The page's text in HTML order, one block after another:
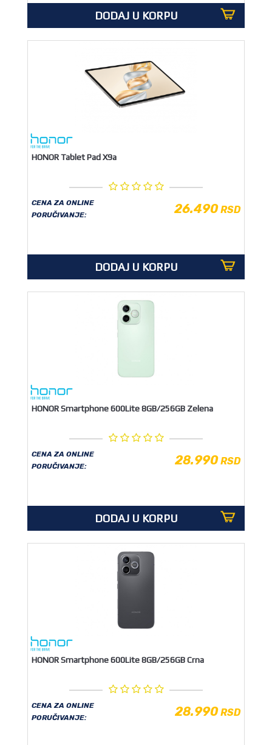
DODAJ U KORPU
HONOR Tablet Pad X9a
CENA ZA ONLINE
PORUČIVANJE:
26.490RSD
DODAJ U KORPU
HONOR Smartphone 600Lite 8GB/256GB Zelena
CENA ZA ONLINE
PORUČIVANJE:
28.990RSD
DODAJ U KORPU
HONOR Smartphone 600Lite 8GB/256GB Crna
CENA ZA ONLINE
PORUČIVANJE:
28.990RSD